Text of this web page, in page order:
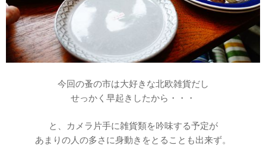
今回の蚤の市は大好きな北欧雑貨だし
せっかく早起きしたから・・・
と、カメラ片手に雑貨類を吟味する予定が
あまりの人の多さに身動きをとることも出来ず。